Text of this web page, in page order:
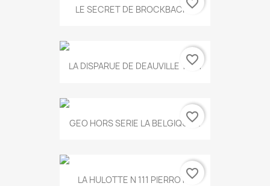
LE SECRET DE BROCKBACK...
favorite_border
LA DISPARUE DE DEAUVILLE T.551
favorite_border
GEO HORS SERIE LA BELGIQUE...
favorite_border
LA HULOTTE N 111 PIERROT...favorite_border